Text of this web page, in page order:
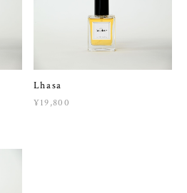
Lhasa
¥19,800